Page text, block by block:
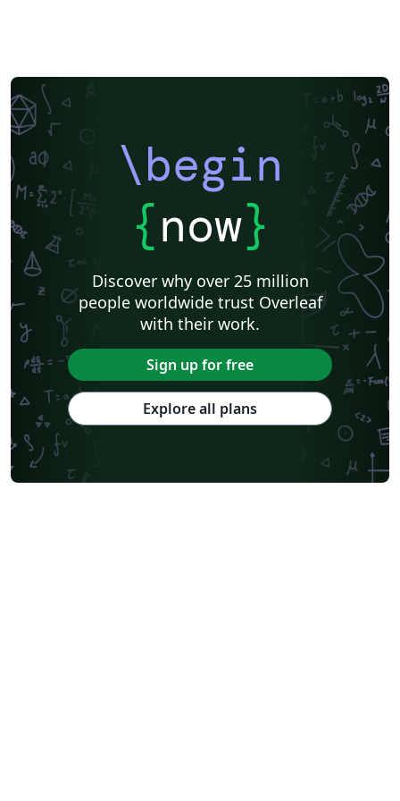
\begin
{now}
Discover why over 25 million
people worldwide trust Overleaf
with their work.
Sign up for free
Explore all plans